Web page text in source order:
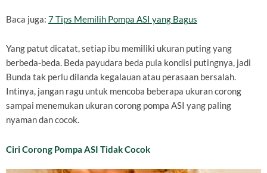
Baca juga: 7 Tips Memilih Pompa ASI yang Bagus
Yang patut dicatat, setiap ibu memiliki ukuran puting yang
berbeda-beda. Beda payudara beda pula kondisi putingnya, jadi
Bunda tak perlu dilanda kegalauan atau perasaan bersalah.
Intinya, jangan ragu untuk mencoba beberapa ukuran corong
sampai menemukan ukuran corong pompa ASI yang paling
nyaman dan cocok.
Ciri Corong Pompa ASI Tidak Cocok